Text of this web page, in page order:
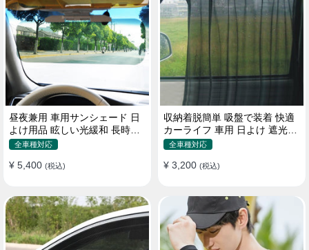
昼夜兼用 車用サンシェード 日
よけ用品 眩しい光緩和 長時間
運転 特殊遮光素材
全車種対応
¥ 5,400 (税込)
収納着脱簡単 吸盤で装着 快適
カーライフ 車用 日よけ 遮光
UVカット 通気
全車種対応
¥ 3,200 (税込)